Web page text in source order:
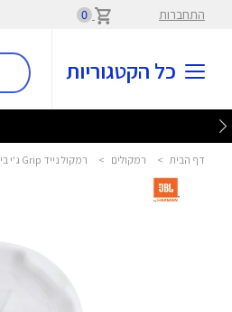
התחברות 0
כל הקטגוריות
דף הבית > רמקולים > רמקול נייד Grip ג'י בי אל - JBL